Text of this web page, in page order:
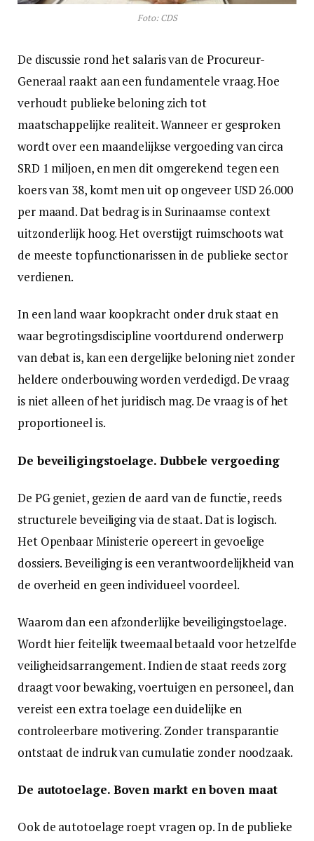
Foto: CDS
De discussie rond het salaris van de Procureur-
Generaal raakt aan een fundamentele vraag. Hoe
verhoudt publieke beloning zich tot
maatschappelijke realiteit. Wanneer er gesproken
wordt over een maandelijkse vergoeding van circa
SRD 1 miljoen, en men dit omgerekend tegen een
koers van 38, komt men uit op ongeveer USD 26.000
per maand. Dat bedrag is in Surinaamse context
uitzonderlijk hoog. Het overstijgt ruimschoots wat
de meeste topfunctionarissen in de publieke sector
verdienen.
In een land waar koopkracht onder druk staat en
waar begrotingsdiscipline voortdurend onderwerp
van debat is, kan een dergelijke beloning niet zonder
heldere onderbouwing worden verdedigd. De vraag
is niet alleen of het juridisch mag. De vraag is of het
proportioneel is.
De beveiligingstoelage. Dubbele vergoeding
De PG geniet, gezien de aard van de functie, reeds
structurele beveiliging via de staat. Dat is logisch.
Het Openbaar Ministerie opereert in gevoelige
dossiers. Beveiliging is een verantwoordelijkheid van
de overheid en geen individueel voordeel.
Waarom dan een afzonderlijke beveiligingstoelage.
Wordt hier feitelijk tweemaal betaald voor hetzelfde
veiligheidsarrangement. Indien de staat reeds zorg
draagt voor bewaking, voertuigen en personeel, dan
vereist een extra toelage een duidelijke en
controleerbare motivering. Zonder transparantie
ontstaat de indruk van cumulatie zonder noodzaak.
De autotoelage. Boven markt en boven maat
Ook de autotoelage roept vragen op. In de publieke